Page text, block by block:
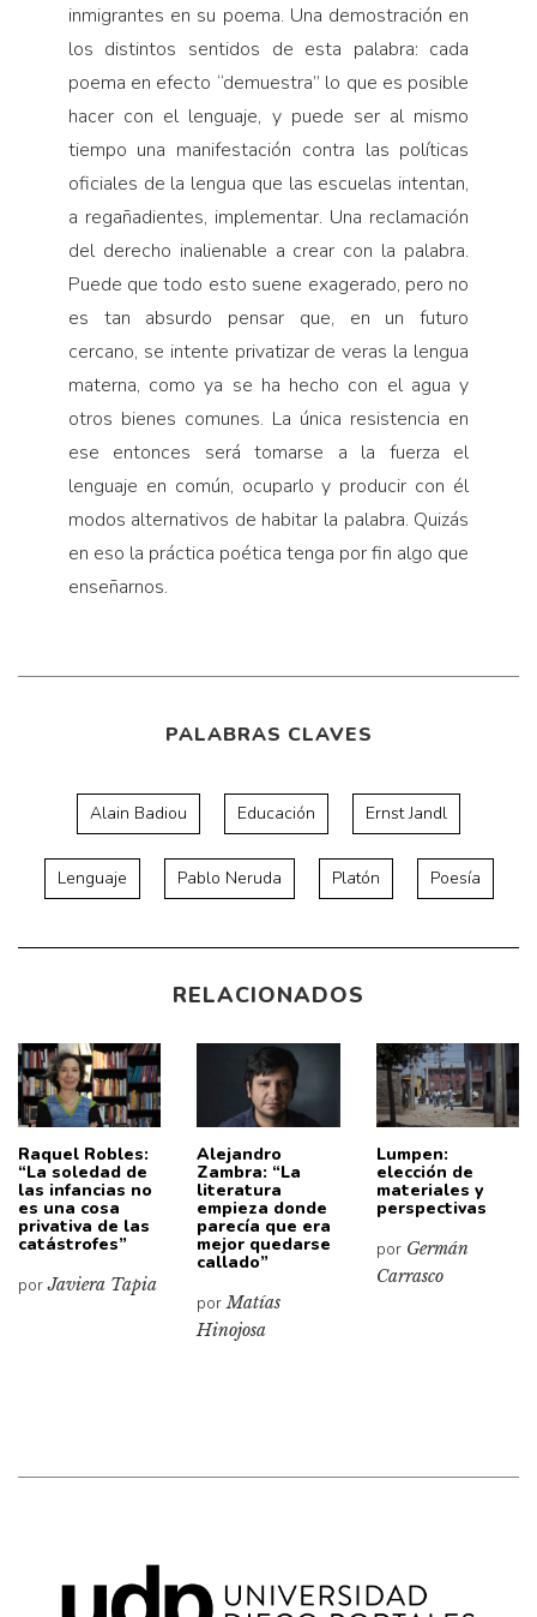
inmigrantes en su poema. Una demostración en
los distintos sentidos de esta palabra: cada
poema en efecto “demuestra” lo que es posible
hacer con el lenguaje, y puede ser al mismo
tiempo una manifestación contra las políticas
oficiales de la lengua que las escuelas intentan,
a regañadientes, implementar. Una reclamación
del derecho inalienable a crear con la palabra.
Puede que todo esto suene exagerado, pero no
es tan absurdo pensar que, en un futuro
cercano, se intente privatizar de veras la lengua
materna, como ya se ha hecho con el agua y
otros bienes comunes. La única resistencia en
ese entonces será tomarse a la fuerza el
lenguaje en común, ocuparlo y producir con él
modos alternativos de habitar la palabra. Quizás
en eso la práctica poética tenga por fin algo que
enseñarnos.
PALABRAS CLAVES
Alain Badiou Educación Ernst Jandl
Lenguaje Pablo Neruda Platón Poesía
RELACIONADOS
Raquel Robles:
“La soledad de
las infancias no
es una cosa
privativa de las
catástrofes”
porJaviera Tapia
Alejandro
Zambra: “La
literatura
empieza donde
parecía que era
mejor quedarse
callado”
porMatías
Hinojosa
Lumpen:
elección de
materiales y
perspectivas
por Germán
Carrasco